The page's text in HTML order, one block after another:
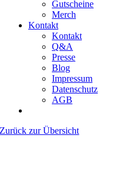
Gutscheine
Merch
Kontakt
Kontakt
Q&A
Presse
Blog
Impressum
Datenschutz
AGB
Zurück zur Übersicht